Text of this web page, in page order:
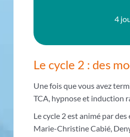
4
Le cycle 2 : des
Une fois que vous avez
TCA, hypnose et induction
Le cycle 2 est animé par
Marie-Christine Cabié,